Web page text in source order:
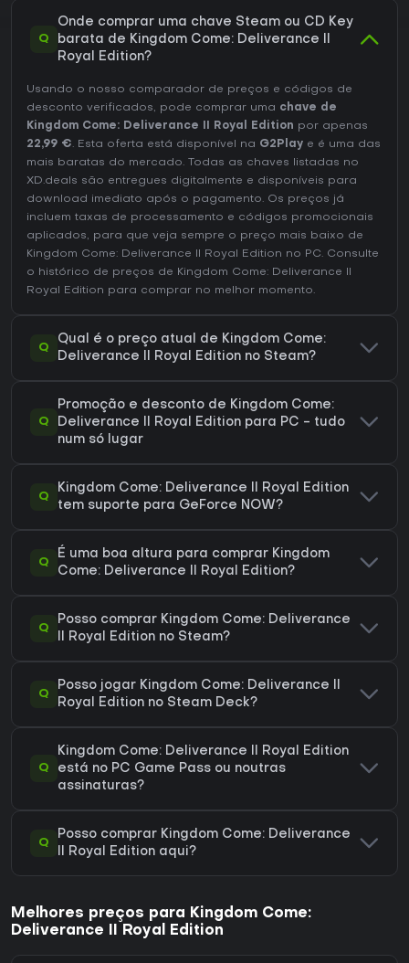
Q
Onde comprar uma chave Steam ou CD Key
barata de Kingdom Come: Deliverance II
Royal Edition?
Usando o nosso comparador de preços e códigos de
desconto verificados, pode comprar uma chave de
Kingdom Come: Deliverance II Royal Edition por apenas
22,99 €. Esta oferta está disponível na G2Play e é uma das
mais baratas do mercado. Todas as chaves listadas no
XD.deals são entregues digitalmente e disponíveis para
download imediato após o pagamento. Os preços já
incluem taxas de processamento e códigos promocionais
aplicados, para que veja sempre o preço mais baixo de
Kingdom Come: Deliverance II Royal Edition no PC. Consulte
o histórico de preços de Kingdom Come: Deliverance II
Royal Edition para comprar no melhor momento.
Q
Qual é o preço atual de Kingdom Come:
Deliverance II Royal Edition no Steam?
Q
Promoção e desconto de Kingdom Come:
Deliverance II Royal Edition para PC - tudo
num só lugar
Q
Kingdom Come: Deliverance II Royal Edition
tem suporte para GeForce NOW?
Q
É uma boa altura para comprar Kingdom
Come: Deliverance II Royal Edition?
Q
Posso comprar Kingdom Come: Deliverance
II Royal Edition no Steam?
Q
Posso jogar Kingdom Come: Deliverance II
Royal Edition no Steam Deck?
Q
Kingdom Come: Deliverance II Royal Edition
está no PC Game Pass ou noutras
assinaturas?
Q
Posso comprar Kingdom Come: Deliverance
II Royal Edition aqui?
Melhores preços para Kingdom Come:
Deliverance II Royal Edition